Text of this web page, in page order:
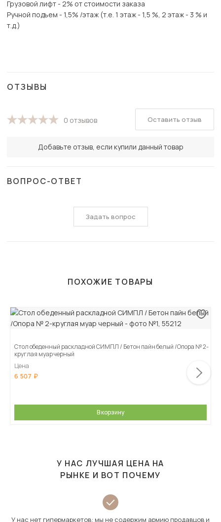
Грузовой лифт - 2% от стоимости заказа
Ручной подъем - 1,5% /этаж (т.е. 1 этаж - 1,5 %, 2 этаж - 3 % и
т.д.)
ОТЗЫВЫ
0 отзывов
Добавьте отзыв, если купили данный товар
Оставить отзыв
ВОПРОС-ОТВЕТ
Задать вопрос
ПОХОЖИЕ ТОВАРЫ
Стол обеденный раскладной СИМПЛ / Бетон пайн белый /Опора № 2-
круглая муар черный
Цена
6 507
В корзину
У НАС ЛУЧШАЯ ЦЕНА НА
РЫНКЕ И ВОТ ПОЧЕМУ
У нас нет гипермаркетов: мы не содержим армию продавцов и